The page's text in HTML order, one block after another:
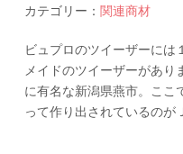
カテゴリー： 関連商材
ビュプロのツイーザーには
メイドのツイーザーがあり
に有名な新潟県燕市。ここ
って作り出されているのが